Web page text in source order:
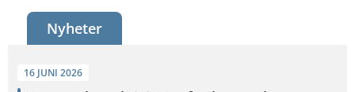
Nyheter
16 JUNI 2026